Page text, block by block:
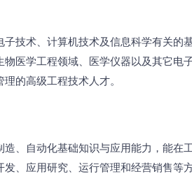
技术、计算机技术及信息科学有关的
医学工程领域、医学仪器以及其它电
的高级工程技术人才。
、自动化基础知识与应用能力，能在
、应用研究、运行管理和经营销售等